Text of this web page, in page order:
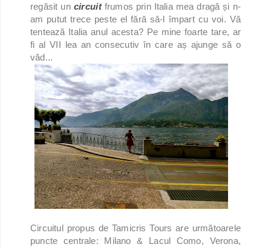
regăsit un circuitfrumos prin Italia mea dragă și n-
am putut trece peste el fără să-l împart cu voi. Vă
tentează Italia anul acesta? Pe mine foarte tare, ar
fi al VII lea an consecutiv în care aș ajunge să o
văd...
Circuitul propus de Tamicris Tours are următoarele
puncte centrale: Milano & Lacul Como, Verona,